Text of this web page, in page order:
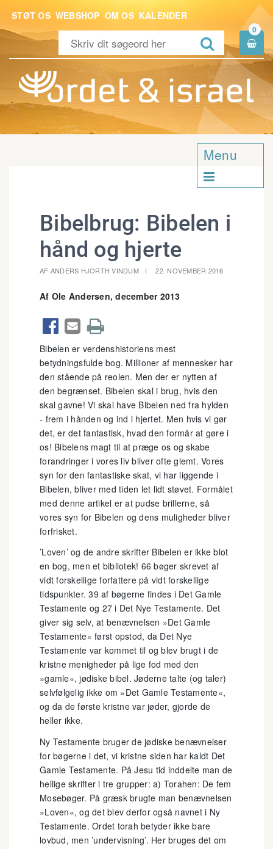
STØT OS WEBSHOP OM OS KALENDER

0

Menu

Bibelbrug: Bibelen i
hånd og hjerte
AF ANDERS HJORTH VINDUM 22. NOVEMBER 2016
Af Ole Andersen, december 2013
  
Bibelen er verdenshistoriens mest
betydningsfulde bog. Millioner af mennesker har
den stående på reolen. Men der er nytten af
den begrænset. Bibelen skal i brug, hvis den
skal gavne! Vi skal have Bibelen ned fra hylden
- frem i hånden og ind i hjertet. Men hvis vi gør
det, er det fantastisk, hvad den formår at gøre i
os! Bibelens magt til at præge os og skabe
forandringer i vores liv bliver ofte glemt. Vores
syn for den fantastiske skat, vi har liggende i
Bibelen, bliver med tiden let lidt støvet. Formålet
med denne artikel er at pudse brillerne, så
vores syn for Bibelen og dens muligheder bliver
forfrisket.
’Loven’ og de andre skrifter Bibelen er ikke blot
en bog, men et bibliotek! 66 bøger skrevet af
vidt forskellige forfattere på vidt forskellige
tidspunkter. 39 af bøgerne findes i Det Gamle
Testamente og 27 i Det Nye Testamente. Det
giver sig selv, at benævnelsen »Det Gamle
Testamente« først opstod, da Det Nye
Testamente var kommet til og blev brugt i de
kristne menigheder på lige fod med den
»gamle«, jødiske bibel. Jøderne talte (og taler)
selvfølgelig ikke om »Det Gamle Testamente«,
og da de første kristne var jøder, gjorde de
heller ikke.
Ny Testamente bruger de jødiske benævnelser
for bøgerne i det, vi kristne siden har kaldt Det
Gamle Testamente. På Jesu tid inddelte man de
hellige skrifter i tre grupper: a) Torahen: De fem
Mosebøger. På græsk brugte man benævnelsen
»Loven«, og det blev derfor også navnet i Ny
Testamente. Ordet torah betyder ikke bare
lovbud, men ’undervisning’. Her bruges det om